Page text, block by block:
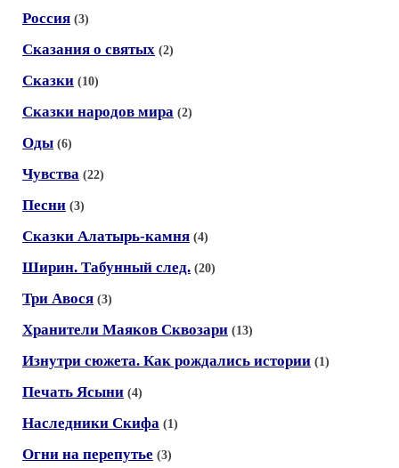
Россия (3)
Сказания о святых (2)
Сказки (10)
Сказки народов мира (2)
Оды (6)
Чувства (22)
Песни (3)
Сказки Алатырь-камня (4)
Ширин. Табунный след. (20)
Три Авося (3)
Хранители Маяков Сквозари (13)
Изнутри сюжета. Как рождались истории (1)
Печать Ясыни (4)
Наследники Скифа (1)
Огни на перепутье (3)